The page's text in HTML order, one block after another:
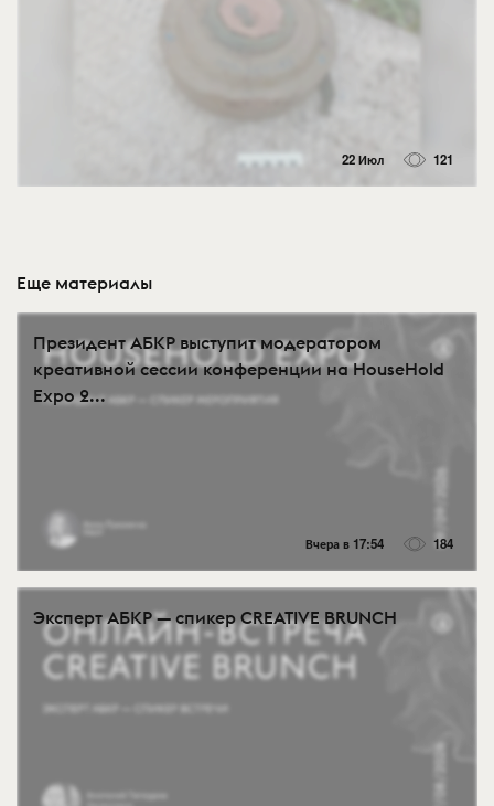
22 Июл 121
Еще материалы
Президент АБКР выступит модератором
креативной сессии конференции на HouseHold
Expo 2...
Вчера в 17:54 184
Эксперт АБКР — спикер CREATIVE BRUNCH